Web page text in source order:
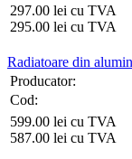
297.00 lei cu TVA
295.00 lei cu TVA
Radiatoare din
Producator:
Cod:
599.00 lei cu TVA
587.00 lei cu TVA